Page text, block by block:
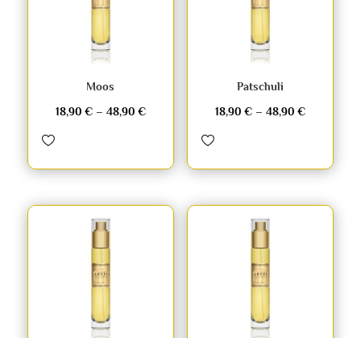
Moos
18,90 €– 48,90 €
Patschuli
18,90 € – 48,90 €